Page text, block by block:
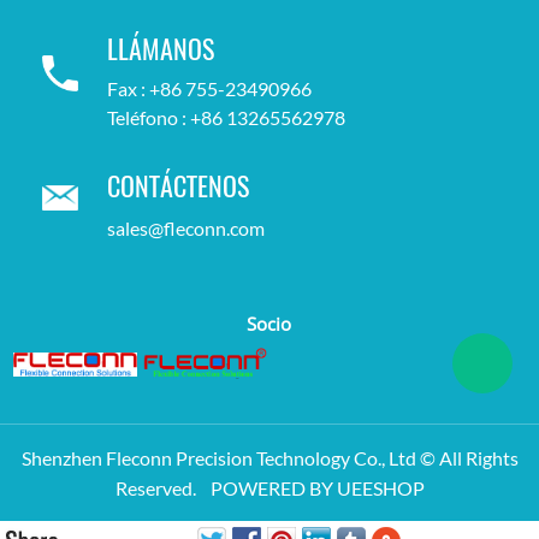
LLÁMANOS
Fax : +86 755-23490966
Teléfono : +86 13265562978
CONTÁCTENOS
sales@fleconn.com
Socio
Shenzhen Fleconn Precision Technology Co., Ltd © All Rights
Reserved. POWERED BY UEESHOP